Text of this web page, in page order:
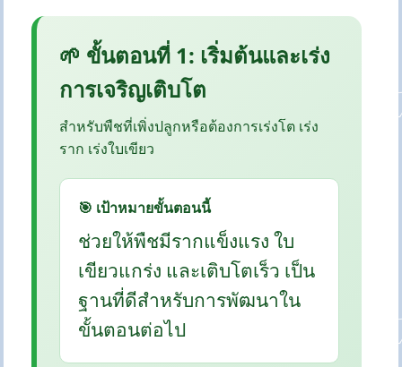
🌱 ขั้นตอนที่ 1: เริ่มต้นและเร่ง
การเจริญเติบโต
สำหรับพืชที่เพิ่งปลูกหรือต้องการเร่งโต เร่ง
ราก เร่งใบเขียว
🎯 เป้าหมายขั้นตอนนี้
ช่วยให้พืชมีรากแข็งแรง ใบ
เขียวแกร่ง และเติบโตเร็ว เป็น
ฐานที่ดีสำหรับการพัฒนาใน
ขั้นตอนต่อไป